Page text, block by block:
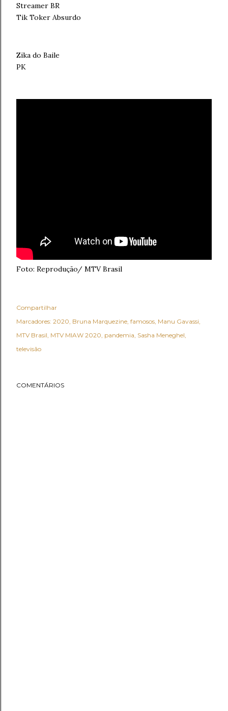
Streamer BR
Tik Toker Absurdo
Zika do Baile
PK
Foto: Reprodução/ MTV Brasil
Compartilhar
Marcadores: 2020 Bruna Marquezine famosos Manu Gavassi
MTV Brasil MTV MIAW 2020 pandemia Sasha Meneghel
televisão
COMENTÁRIOS